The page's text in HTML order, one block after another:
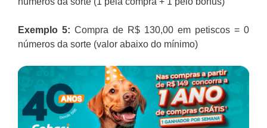
Exemplo 5: Compra de R$ 130,00 em petiscos = 0
números da sorte (valor abaixo do mínimo)